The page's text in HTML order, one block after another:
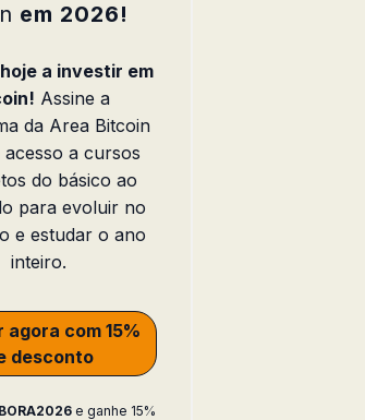
em 2026!
a investir em
Assine a
da Area Bitcoin
acesso a cursos
do básico ao
para evoluir no
e estudar o ano
inteiro.
agora com 15%
desconto
BORA2026 e ganhe 15%